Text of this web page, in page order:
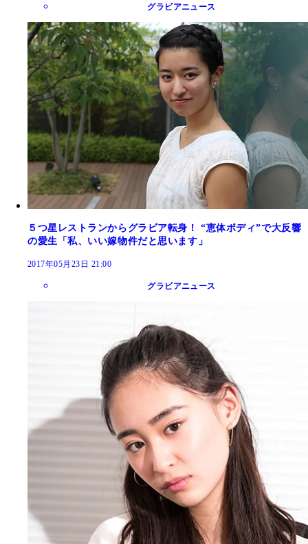
グラビアニュース
５つ星レストランからグラビア転身！ “恵体ボディ”で大反響
の愛生「私、いい嫁物件だと思います」
2017年05月23日 21:00
グラビアニュース